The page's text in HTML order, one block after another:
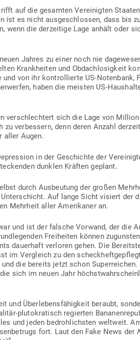
auf die gesamten Ver­ei­nigten
ist es nicht aus­ge­schlossen, dass bis
wenn die der­zeitige Lage anhält oder
Jahres zu einer noch nie
Krank­heiten und Obdach­lo­sigkeit
von ihr kon­trol­lierte US-Notenbank,
haben die meisten US-
ver­schlechtert sich die Lage von
zu ver­bessern, denn deren Anzahl
aller Augen.
in der Geschichte der
dunklen Kräften geplant.
durch Aus­beutung der großen
Auf lange Sicht visiert der
Mehrheit aller Ame­ri­kaner an.
und ist der falsche Vorwand, der die
Frei­heiten können
dau­erhaft ver­loren gehen. Die
im Ver­gleich zu den
die bereits jetzt schon
sich im neuen Jahr
und Über­le­bens­fä­higkeit beraubt,
plu­to­kra­tisch regierten
und jeden bedroh­lichsten weltweit.
fort. Laut den Fake News der